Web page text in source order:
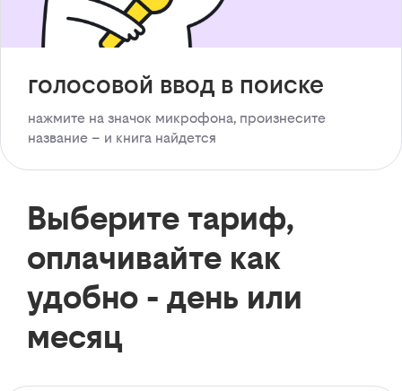
голосовой ввод в поиске
нажмите на значок микрофона, произнесите
название – и книга найдется
Выберите тариф,
оплачивайте как
удобно - день или
месяц